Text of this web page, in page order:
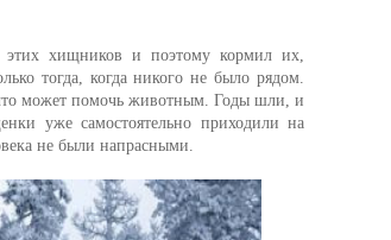
этих хищников и поэтому кормил их,
тогда, когда никого не было рядом.
может помочь животным. Годы шли, и
уже самостоятельно приходили на
не были напрасными.